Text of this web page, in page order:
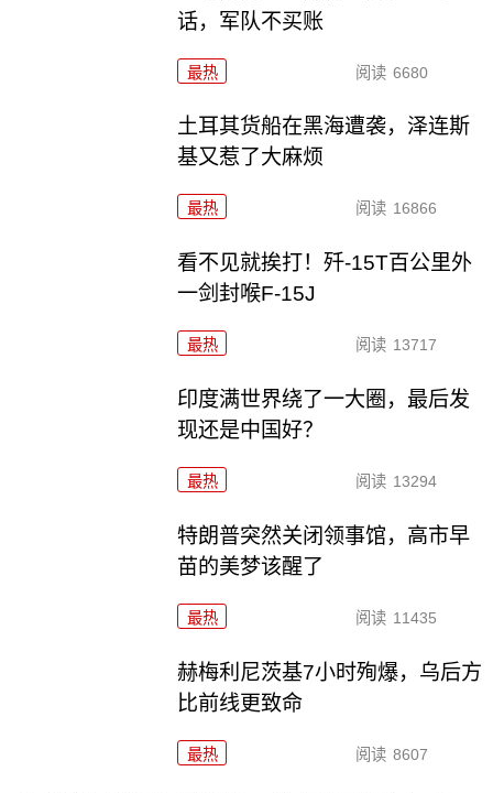
话，军队不买账
最热 阅读 6680
土耳其货船在黑海遭袭，泽连斯
基又惹了大麻烦
最热 阅读 16866
看不见就挨打！歼-15T百公里外
一剑封喉F-15J
最热 阅读 13717
印度满世界绕了一大圈，最后发
现还是中国好？
最热 阅读 13294
特朗普突然关闭领事馆，高市早
苗的美梦该醒了
最热 阅读 11435
赫梅利尼茨基7小时殉爆，乌后方
比前线更致命
最热 阅读 8607